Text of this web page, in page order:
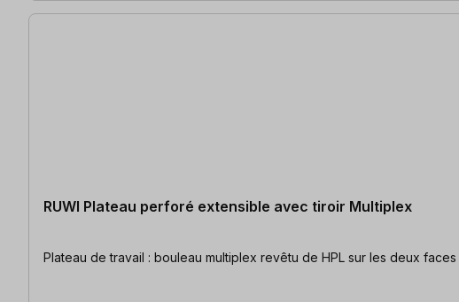
RUWI Plateau perforé extensible avec tiroir Multiplex